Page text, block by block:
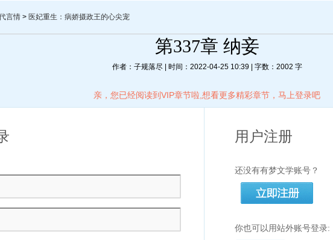
言情 > 医妃重生：病娇摄政王的心尖宠
第337章 纳妾
作者：子规落尽 | 时间：2022-04-25 10:39 | 字数：2002 字
亲，您已经阅读到VIP章节啦,想看更多精彩章节，马上登录吧
用户注册
还没有有梦文学账号？
你也可以用站外账号登录: